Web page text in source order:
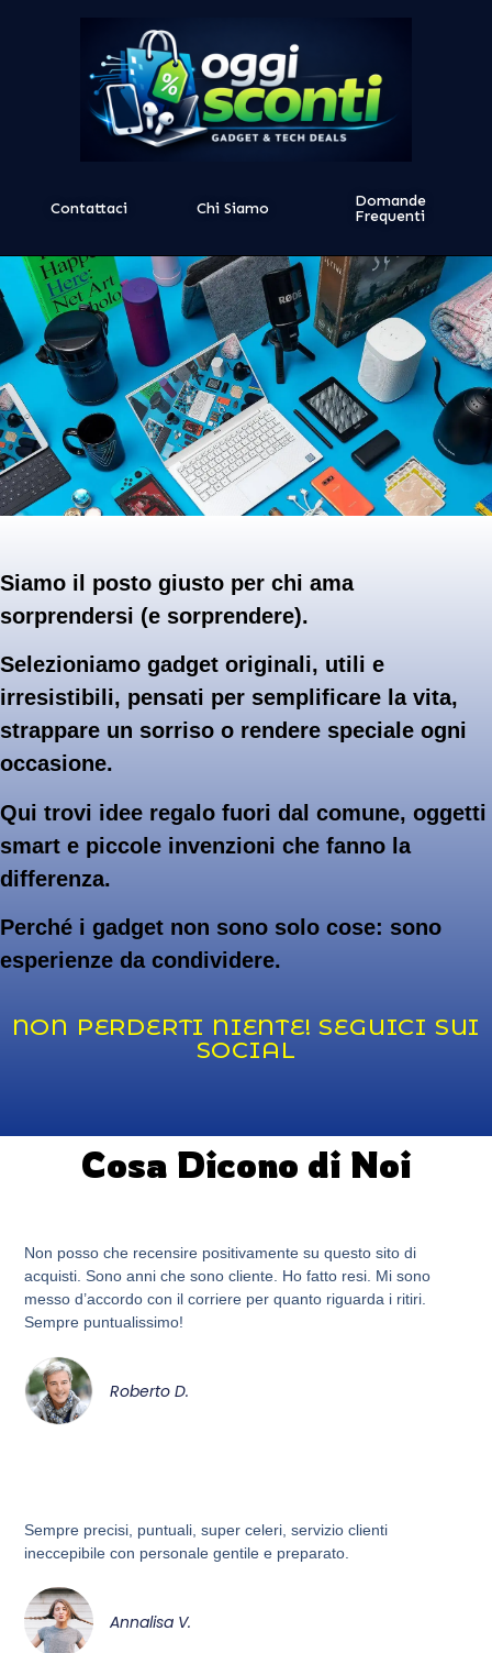
Contattaci Chi Siamo
Domande
Frequenti
Siamo il posto giusto per chi ama
sorprendersi (e sorprendere).
Selezioniamo gadget originali, utili e
irresistibili, pensati per semplificare la vita,
strappare un sorriso o rendere speciale ogni
occasione.
Qui trovi idee regalo fuori dal comune, oggetti
smart e piccole invenzioni che fanno la
differenza.
Perché i gadget non sono solo cose: sono
esperienze da condividere.
NON PERDERTI NIENTE! SEGUICI SUI
SOCIAL
Cosa Dicono di Noi
Non posso che recensire positivamente su questo sito di
acquisti. Sono anni che sono cliente. Ho fatto resi. Mi sono
messo d’accordo con il corriere per quanto riguarda i ritiri.
Sempre puntualissimo!
Roberto D.
Sempre precisi, puntuali, super celeri, servizio clienti
ineccepibile con personale gentile e preparato.
Annalisa V.